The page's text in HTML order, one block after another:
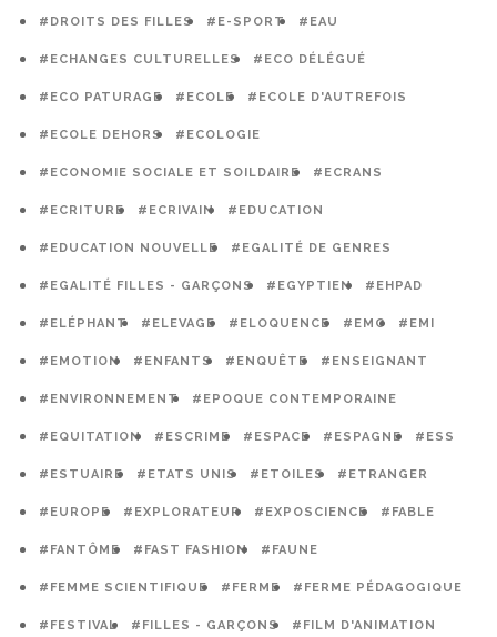
#DROITS DES FILLES #E-SPORT #EAU
#ECHANGES CULTURELLES #ECO DÉLÉGUÉ
#ECO PATURAGE #ECOLE #ECOLE D'AUTREFOIS
#ECOLE DEHORS #ECOLOGIE
#ECONOMIE SOCIALE ET SOILDAIRE #ECRANS
#ECRITURE #ECRIVAIN #EDUCATION
#EDUCATION NOUVELLE #EGALITÉ DE GENRES
#EGALITÉ FILLES - GARÇONS #EGYPTIEN #EHPAD
#ELÉPHANT #ELEVAGE #ELOQUENCE #EMC #EMI
#EMOTION #ENFANTS #ENQUÊTE #ENSEIGNANT
#ENVIRONNEMENT #EPOQUE CONTEMPORAINE
#EQUITATION #ESCRIME #ESPACE #ESPAGNE #ESS
#ESTUAIRE #ETATS UNIS #ETOILES #ETRANGER
#EUROPE #EXPLORATEUR #EXPOSCIENCE #FABLE
#FANTÔME #FAST FASHION #FAUNE
#FEMME SCIENTIFIQUE #FERME #FERME PÉDAGOGIQUE
#FESTIVAL #FILLES - GARÇONS #FILM D'ANIMATION